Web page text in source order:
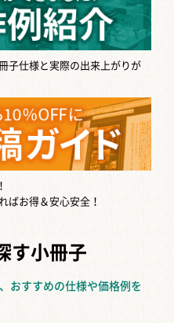
子仕様と実際の出来上がりが
ばお得＆安心安全！
す小冊子
おすすめの仕様や価格例を